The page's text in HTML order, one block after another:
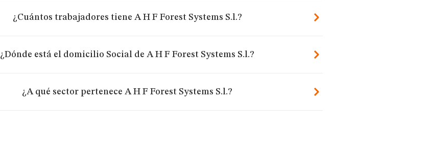
¿Cuántos trabajadores tiene A H F Forest Systems S.l.?
¿Dónde está el domicilio Social de A H F Forest Systems S.l.?
¿A qué sector pertenece A H F Forest Systems S.l.?